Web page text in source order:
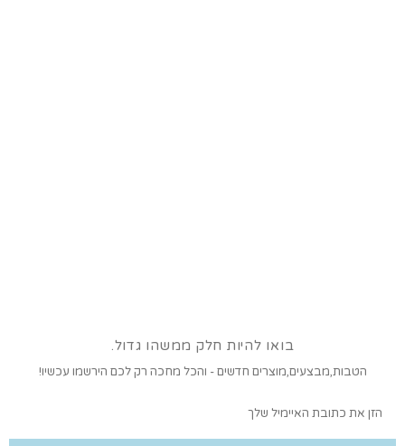
בואו להיות חלק ממשהו גדול.
הטבות,מבצעים,מוצרים חדשים - והכל מחכה רק לכם הירשמו עכשיו!